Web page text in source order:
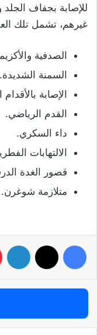
للإصابة بجفاف
غيرهم، تشمل تلك
الصدفية
السمنة الشديدة.
الإصابة
القدم الرياضي.
داء السكري.
الالتهابات
قصور الغدة
متلازمة شوغرن.
فيسبوك